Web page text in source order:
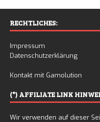
RECHTLICHES:
Impressum
Datenschutzerklärung
Kontakt mit Gamolution
(*) AFFILIATE LINK
Wir verwenden auf dieser